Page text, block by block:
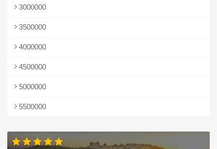
3000000
3500000
4000000
4500000
5000000
5500000